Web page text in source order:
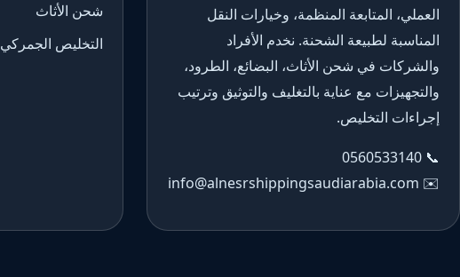
العملي، المتابعة المنظمة، وخيارات النقل
المناسبة لطبيعة الشحنة. نخدم الأفراد
والشركات في شحن الأثاث، البضائع، الطرود،
والتجهيزات مع عناية بالتغليف والتوثيق وترتيب
إجراءات التخليص.
📞
0560533140
✉️
info@alnesrshippingsaudiarabia.com
شحن الأثاث
التخليص الجمركي